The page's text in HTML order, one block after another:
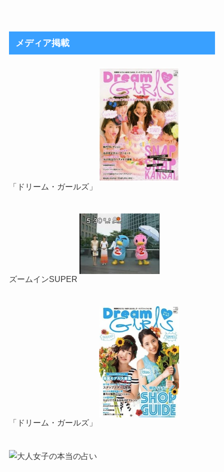
メディア掲載
「ドリーム・ガールズ」
ズームインSUPER
「ドリーム・ガールズ」